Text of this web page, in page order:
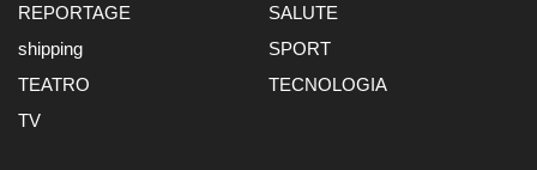
REPORTAGE
SALUTE
shipping
SPORT
TEATRO
TECNOLOGIA
TV